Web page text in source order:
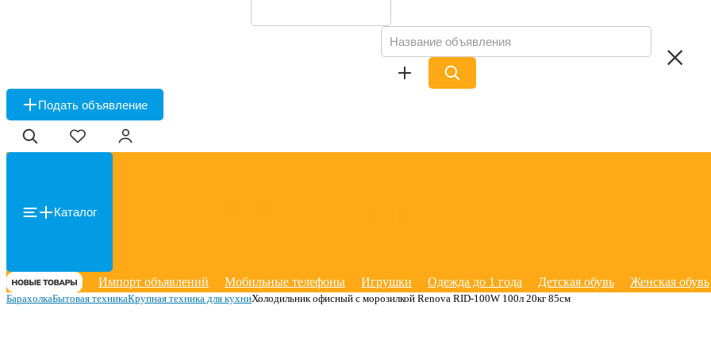
Подать объявление
Каталог
Импорт объявлений Мобильные телефоны Игрушки Одежда до 1 года Детская обувь Женская обувь
БарахолкаБытовая техникаКрупная техника для кухниХолодильник офисный с морозилкой Renova RID-100W 100л 20кг 85см